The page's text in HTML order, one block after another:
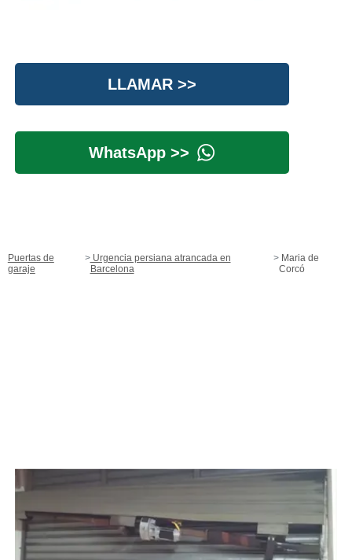
LLAMAR >>
WhatsApp >>
Puertas de
garaje
Urgencia persiana atrancada en
Barcelona
Maria de
Corcó